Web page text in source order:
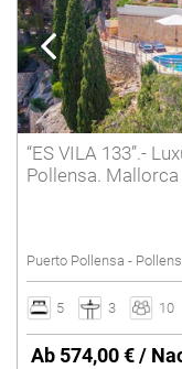
“ES VILA 133”.-
Pollensa. Mallorca
Puerto Pollensa -
5 3 10
Ab 574,00 € /